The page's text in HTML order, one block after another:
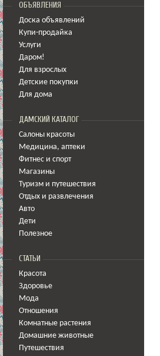
ОБЪЯВЛЕНИЯ
Доска объявлений
Купи-продайка
Услуги
Даром!
Для взрослых
Детские покупки
Для дома
ДАМСКИЙ КАТАЛОГ
Салоны красоты
Медицина, аптеки
Фитнес и спорт
Магазины
Туризм и путешествия
Отдых и развлечения
Авто
Дети
Полезное
СТАТЬИ
Красота
Здоровье
Мода
Отношения
Комнатные растения
Домашние животные
Путешествия